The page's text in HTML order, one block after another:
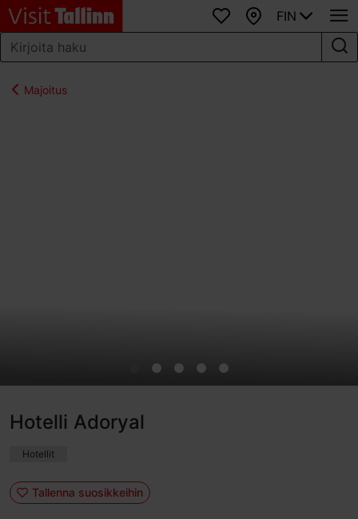
SuosikitKartta
FIN
Majoitus
Hotelli Adoryal
Hotellit
Tallenna suosikkeihin